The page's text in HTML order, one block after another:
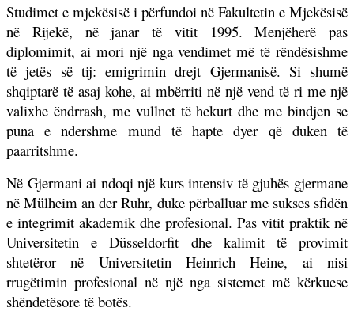
Studimet e mjekësisë i përfundoi në Fakultetin e Mjekësisë
në Rijekë, në janar të vitit 1995. Menjëherë pas
diplomimit, ai mori një nga vendimet më të rëndësishme
të jetës së tij: emigrimin drejt Gjermanisë. Si shumë
shqiptarë të asaj kohe, ai mbërriti në një vend të ri me një
valixhe ëndrrash, me vullnet të hekurt dhe me bindjen se
puna e ndershme mund të hapte dyer që duken të
paarritshme.
Në Gjermani ai ndoqi një kurs intensiv të gjuhës gjermane
në Mülheim an der Ruhr, duke përballuar me sukses sfidën
e integrimit akademik dhe profesional. Pas vitit praktik në
Universitetin e Düsseldorfit dhe kalimit të provimit
shtetëror në Universitetin Heinrich Heine, ai nisi
rrugëtimin profesional në një nga sistemet më kërkuese
shëndetësore të botës.